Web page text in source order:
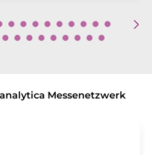
Messenetzwerk